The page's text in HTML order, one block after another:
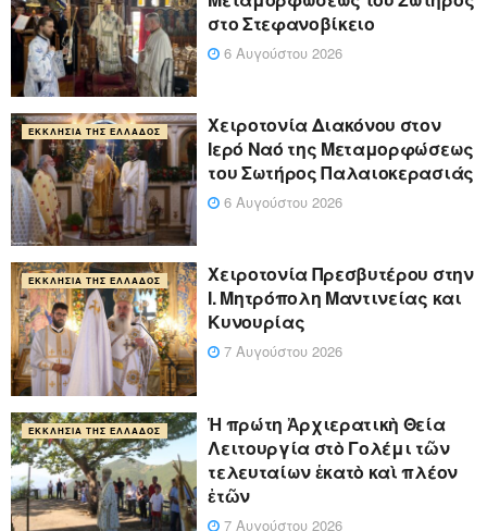
στο Στεφανοβίκειο
6 Αυγούστου 2026
ΕΚΚΛΗΣΊΑ ΤΗΣ ΕΛΛΆΔΟΣ
Χειροτονία Διακόνου στον
Ιερό Ναό της Μεταμορφώσεως
του Σωτήρος Παλαιοκερασιάς
6 Αυγούστου 2026
ΕΚΚΛΗΣΊΑ ΤΗΣ ΕΛΛΆΔΟΣ
Xειροτονία Πρεσβυτέρου στην
Ι. Μητρόπολη Μαντινείας και
Κυνουρίας
7 Αυγούστου 2026
ΕΚΚΛΗΣΊΑ ΤΗΣ ΕΛΛΆΔΟΣ
Ἡ πρώτη Ἀρχιερατικὴ Θεία
Λειτουργία στὸ Γολέμι τῶν
τελευταίων ἑκατὸ καὶ πλέον
ἐτῶν
7 Αυγούστου 2026